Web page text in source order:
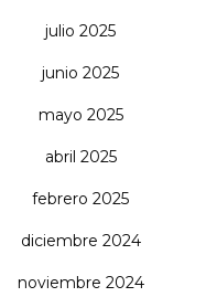
julio 2025
junio 2025
mayo 2025
abril 2025
febrero 2025
diciembre 2024
noviembre 2024